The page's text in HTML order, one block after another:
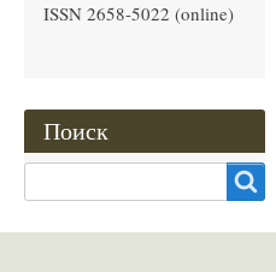
ISSN 2658-5022 (online)
Поиск